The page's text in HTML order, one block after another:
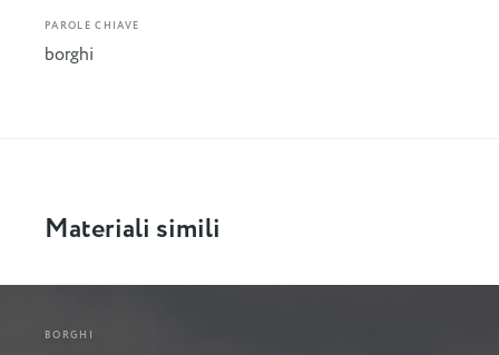
PAROLE CHIAVE
borghi
Materiali simili
BORGHI